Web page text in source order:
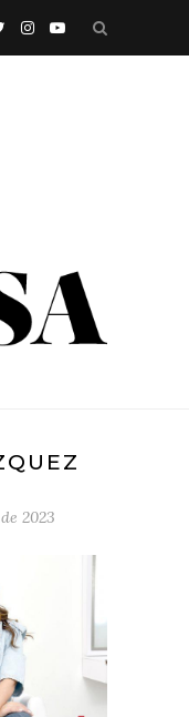
2023